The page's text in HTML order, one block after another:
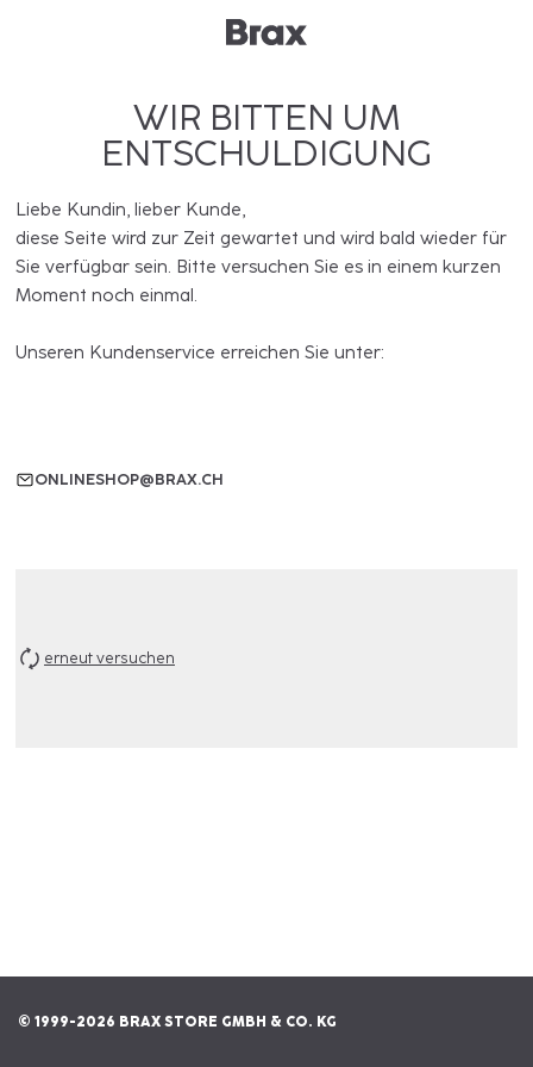
WIR BITTEN UM
ENTSCHULDIGUNG
Liebe Kundin, lieber Kunde,
diese Seite wird zur Zeit gewartet und wird bald wieder für
Sie verfügbar sein. Bitte versuchen Sie es in einem kurzen
Moment noch einmal.
Unseren Kundenservice erreichen Sie unter:
ONLINESHOP@BRAX.CH
erneut versuchen
© 1999-2026 BRAX STORE GMBH & CO. KG